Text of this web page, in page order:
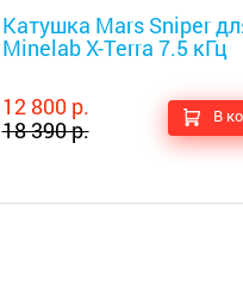
Катушка Mars Sniper
Minelab X-Terra 7.5 кГц
12 800 р.
18 390 р.
В